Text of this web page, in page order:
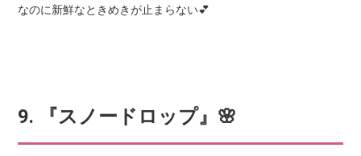
なのに新鮮なときめきが止まらない💕
9. 『スノードロップ』🌸